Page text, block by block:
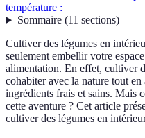
température :
Sommaire(11 sections)
Cultiver des légumes en
seulement embellir votre
alimentation. En effet, cultiver
cohabiter avec la nature tout en
ingrédients frais et sains. Mais
cette aventure ? Cet article
cultiver des légumes en